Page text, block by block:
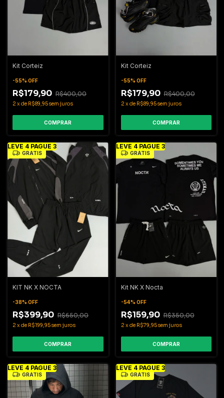
Kit Corteiz
-55% OFF
R$179,90 R$400,00
2 xde R$89,95sem juros
COMPRAR
Kit Corteiz
-55% OFF
R$179,90 R$400,00
2 xde R$89,95sem juros
COMPRAR
LEVE 4 PAGUE 3
GRÁTIS
KIT NK X NOCTA
-38% OFF
R$399,90 R$650,00
2 xde R$199,95sem juros
COMPRAR
LEVE 4 PAGUE 3
GRÁTIS
Kit NK X Nocta
-54% OFF
R$159,90 R$350,00
2 xde R$79,95sem juros
COMPRAR
LEVE 4 PAGUE 3
GRÁTIS
LEVE 4 PAGUE 3
GRÁTIS